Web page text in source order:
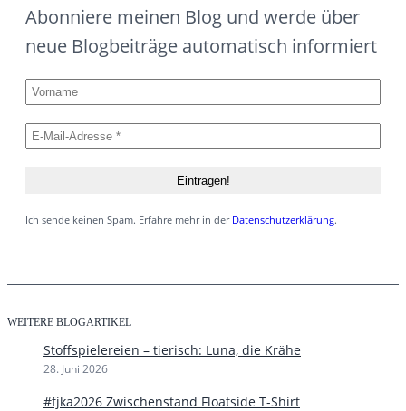
Abonniere meinen Blog und werde über
neue Blogbeiträge automatisch informiert
Ich sende keinen Spam. Erfahre mehr in der Datenschutzerklärung.
WEITERE BLOGARTIKEL
Stoffspielereien – tierisch: Luna, die Krähe
28. Juni 2026
#fjka2026 Zwischenstand Floatside T-Shirt